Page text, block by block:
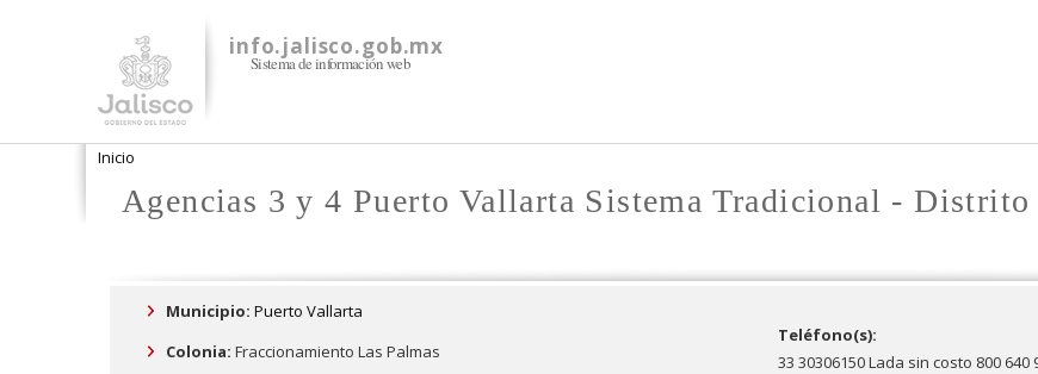
info.jalisco.gob.mx
Sistema de información web
Se encuentra usted aquí
Inicio
Agencias 3 y 4 Puerto Vallarta Sistema Tradicional - Distrito
Municipio: Puerto Vallarta
Colonia: Fraccionamiento Las Palmas
Teléfono(s):
33 30306150 Lada sin costo 800 640